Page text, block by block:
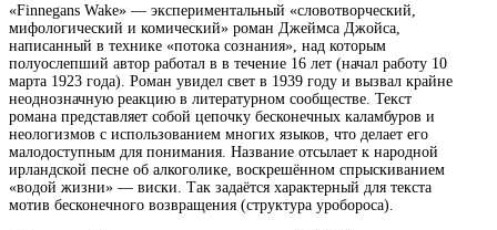
«Finnegans Wake» — экспериментальный «словотворческий,
мифологический и комический» роман Джеймса Джойса,
написанный в технике «потока сознания», над которым
полуослепший автор работал в в течение 16 лет (начал работу 10
марта 1923 года). Роман увидел свет в 1939 году и вызвал крайне
неоднозначную реакцию в литературном сообществе. Текст
романа представляет собой цепочку бесконечных каламбуров и
неологизмов с использованием многих языков, что делает его
малодоступным для понимания. Название отсылает к народной
ирландской песне об алкоголике, воскрешённом спрыскиванием
«водой жизни» — виски. Так задаётся характерный для текста
мотив бесконечного возвращения (структура уробороса).